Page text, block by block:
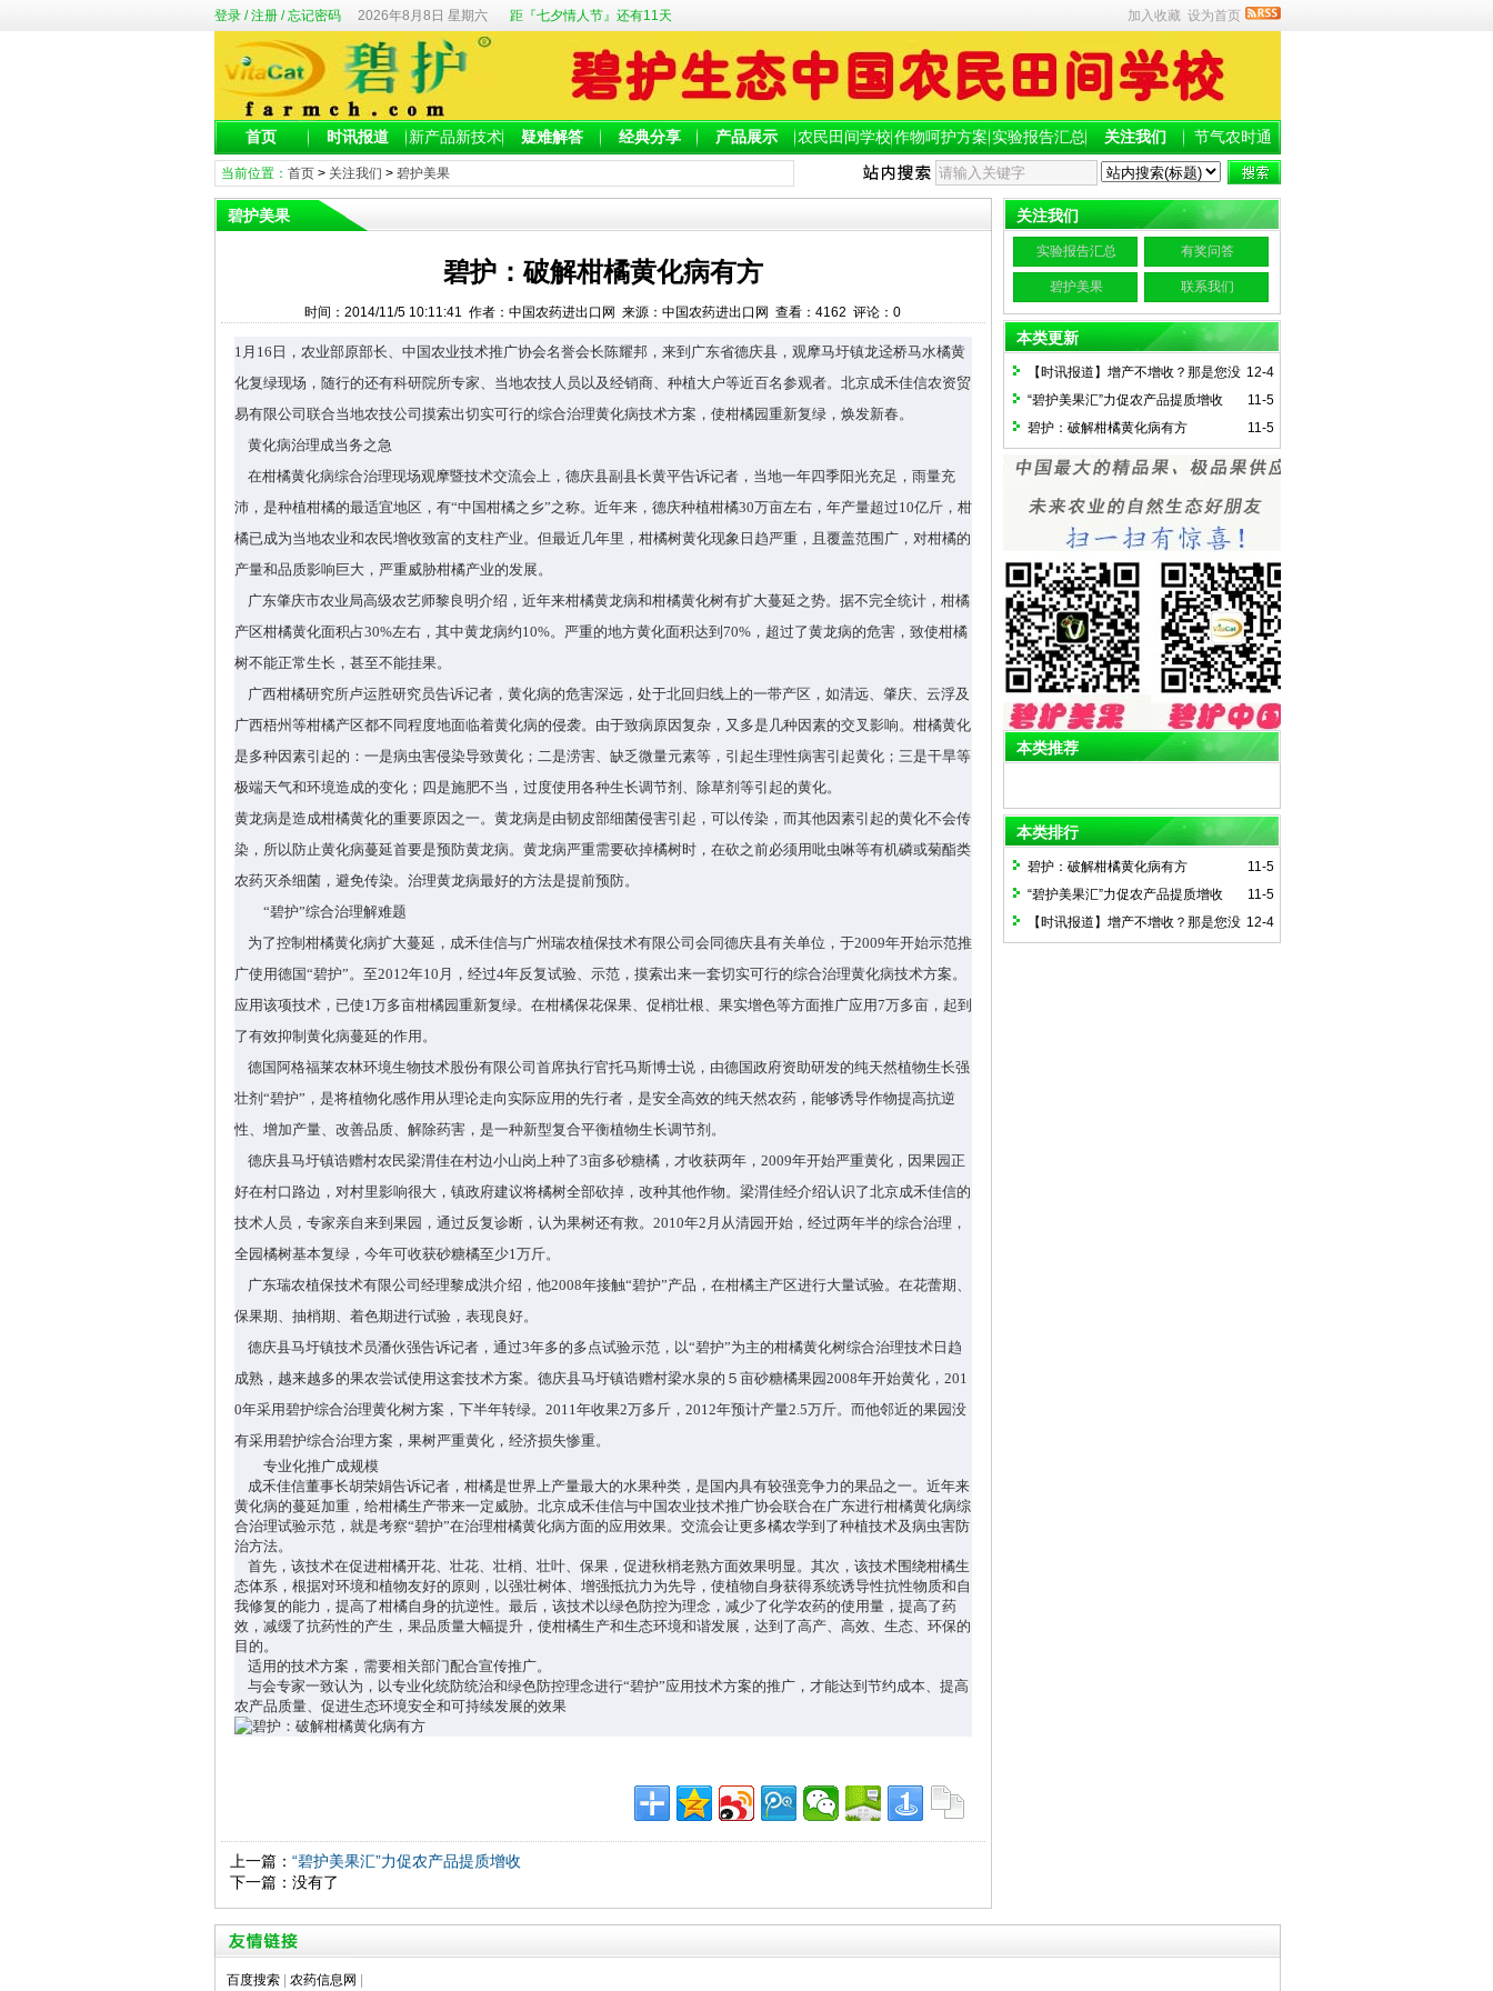
登录/注册/忘记密码 2026年8月8日 星期六 距『七夕情人节』还有11天 加入收藏 设为首页
首页 时讯报道 新产品新技术 疑难解答 经典分享 产品展示 农民田间学校 作物呵护方案 实验报告汇总 关注我们 节气农时通
当前位置： 首页> 关注我们 > 碧护美果
碧护美果
碧护：破解柑橘黄化病有方
时间：2014/11/5 10:11:41 作者：中国农药进出口网 来源：中国农药进出口网 查看： 4162 评论： 0
1 月 16 日，农业部原部长、中国农业技术推广协会名誉会长陈耀邦，来到广东省德庆县，观摩马圩镇龙迳桥马水橘黄
化复绿现场，随行的还有科研院所专家、当地农技人员以及经销商、种植大户等近百名参观者。北京成禾佳信农资贸
易有限公司联合当地农技公司摸索出切实可行的综合治理黄化病技术方案，使柑橘园重新复绿，焕发新春。
黄化病治理成当务之急
在柑橘黄化病综合治理现场观摩暨技术交流会上，德庆县副县长黄平告诉记者，当地一年四季阳光充足，雨量充
沛，是种植柑橘的最适宜地区，有“中国柑橘之乡”之称。近年来，德庆种植柑橘30万亩左右，年产量超过10亿斤，柑
橘已成为当地农业和农民增收致富的支柱产业。但最近几年里，柑橘树黄化现象日趋严重，且覆盖范围广，对柑橘的
产量和品质影响巨大，严重威胁柑橘产业的发展。
广东肇庆市农业局高级农艺师黎良明介绍，近年来柑橘黄龙病和柑橘黄化树有扩大蔓延之势。据不完全统计，柑橘
产区柑橘黄化面积占30%左右，其中黄龙病约10%。严重的地方黄化面积达到 70%，超过了黄龙病的危害，致使柑橘
树不能正常生长，甚至不能挂果。
广西柑橘研究所卢运胜研究员告诉记者，黄化病的危害深远，处于北回归线上的一带产区，如清远、肇庆、云浮及
广西梧州等柑橘产区都不同程度地面临着黄化病的侵袭。由于致病原因复杂，又多是几种因素的交叉影响。柑橘黄化
是多种因素引起的：一是病虫害侵染导致黄化；二是涝害、缺乏微量元素等，引起生理性病害引起黄化；三是干旱等
极端天气和环境造成的变化；四是施肥不当，过度使用各种生长调节剂、除草剂等引起的黄化。
黄龙病是造成柑橘黄化的重要原因之一。黄龙病是由韧皮部细菌侵害引起，可以传染，而其他因素引起的黄化不会传
染，所以防止黄化病蔓延首要是预防黄龙病。黄龙病严重需要砍掉橘树时，在砍之前必须用吡虫啉等有机磷或菊酯类
农药灭杀细菌，避免传染。治理黄龙病最好的方法是提前预防。
“碧护”综合治理解难题
为了控制柑橘黄化病扩大蔓延，成禾佳信与广州瑞农植保技术有限公司会同德庆县有关单位，于2009年开始示范推
广使用德国“碧护”。至2012年10 月，经过4年反复试验、示范，摸索出来一套切实可行的综合治理黄化病技术方案。
应用该项技术，已使1万多亩柑橘园重新复绿。在柑橘保花保果、促梢壮根、果实增色等方面推广应用7万多亩，起到
了有效抑制黄化病蔓延的作用。
德国阿格福莱农林环境生物技术股份有限公司首席执行官托马斯博士说，由德国政府资助研发的纯天然植物生长强
壮剂 “碧护” ，是将植物化感作用从理论走向实际应用的先行者，是安全高效的纯天然农药，能够诱导作物提高抗逆
性、增加产量、改善品质、解除药害，是一种新型复合平衡植物生长调节剂。
德庆县马圩镇诰赠村农民梁渭佳在村边小山岗上种了3亩多砂糖橘，才收获两年， 2009年开始严重黄化，因果园正
好在村口路边，对村里影响很大，镇政府建议将橘树全部砍掉，改种其他作物。梁渭佳经介绍认识了北京成禾佳信的
技术人员，专家亲自来到果园，通过反复诊断，认为果树还有救。 2010年2 月从清园开始，经过两年半的综合治理，
全园橘树基本复绿，今年可收获砂糖橘至少1万斤。
广东瑞农植保技术有限公司经理黎成洪介绍，他2008年接触“碧护”产品，在柑橘主产区进行大量试验。在花蕾期、
保果期、抽梢期、着色期进行试验，表现良好。
德庆县马圩镇技术员潘伙强告诉记者，通过3年多的多点试验示范，以“碧护”为主的柑橘黄化树综合治理技术日趋
成熟，越来越多的果农尝试使用这套技术方案。德庆县马圩镇诰赠村梁水泉的５亩砂糖橘果园2008年开始黄化， 201
0年采用碧护综合治理黄化树方案，下半年转绿。 2011年收果2万多斤， 2012年预计产量2.5万斤。而他邻近的果园没
有采用碧护综合治理方案，果树严重黄化，经济损失惨重。
专业化推广成规模
成禾佳信董事长胡荣娟告诉记者，柑橘是世界上产量最大的水果种类，是国内具有较强竞争力的果品之一。近年来
黄化病的蔓延加重，给柑橘生产带来一定威胁。北京成禾佳信与中国农业技术推广协会联合在广东进行柑橘黄化病综
合治理试验示范，就是考察“碧护”在治理柑橘黄化病方面的应用效果。交流会让更多橘农学到了种植技术及病虫害防
治方法。
首先，该技术在促进柑橘开花、壮花、壮梢、壮叶、保果，促进秋梢老熟方面效果明显。其次，该技术围绕柑橘生
态体系，根据对环境和植物友好的原则，以强壮树体、增强抵抗力为先导，使植物自身获得系统诱导性抗性物质和自
我修复的能力，提高了柑橘自身的抗逆性。最后，该技术以绿色防控为理念，减少了化学农药的使用量，提高了药
效，减缓了抗药性的产生，果品质量大幅提升，使柑橘生产和生态环境和谐发展，达到了高产、高效、生态、环保的
目的。
适用的技术方案，需要相关部门配合宣传推广。
与会专家一致认为，以专业化统防统治和绿色防控理念进行“碧护”应用技术方案的推广，才能达到节约成本、提高
农产品质量、促进生态环境安全和可持续发展的效果
上一篇： “碧护美果汇”力促农产品提质增收
下一篇：没有了
关注我们
实验报告汇总 有奖问答
碧护美果 联系我们
本类更新
12-4
【时讯报道】增产不增收？那是您没
有用碧护综合技术！
11-5
“碧护美果汇”力促农产品提质增收
11-5
碧护：破解柑橘黄化病有方
本类推荐
本类排行
11-5
碧护：破解柑橘黄化病有方
11-5
“碧护美果汇”力促农产品提质增收
12-4
【时讯报道】增产不增收？那是您没
百度搜索 农药信息网